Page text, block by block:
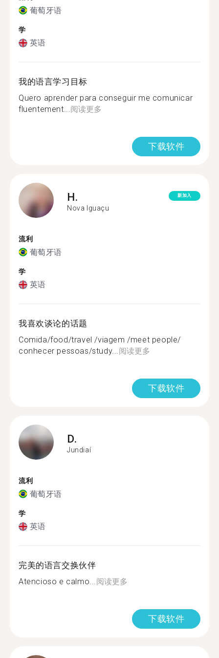
葡萄牙语
学
英语
我的语言学习目标
Quero aprender para conseguir me comunicar
fluentement...阅读更多
下载软件
H.
Nova Iguaçu
新加入
流利
葡萄牙语
学
英语
我喜欢谈论的话题
Comida/food/travel /viagem /meet people/
conhecer pessoas/study...阅读更多
下载软件
D.
Jundiaí
流利
葡萄牙语
学
英语
完美的语言交换伙伴
Atencioso e calmo...阅读更多
下载软件